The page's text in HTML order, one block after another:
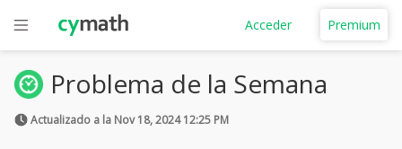
Premium
Acceder
Problema de la Semana
Actualizado a la Nov 18, 2024 12:25 PM